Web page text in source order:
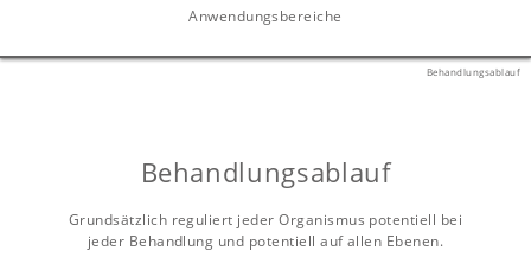
Anwendungsbereiche
Behandlungsablauf
Behandlungsablauf
Grundsätzlich reguliert jeder Organismus potentiell bei
jeder Behandlung und potentiell auf allen Ebenen.